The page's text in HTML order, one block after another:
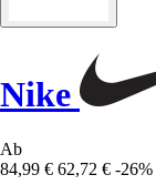
Nike
Ab
84,99 € 62,72 € -26%